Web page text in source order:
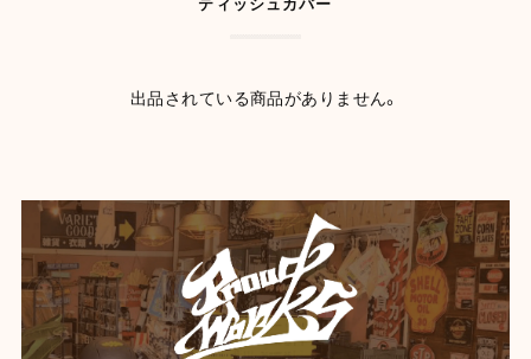
ティッシュカバー
出品されている商品がありません。